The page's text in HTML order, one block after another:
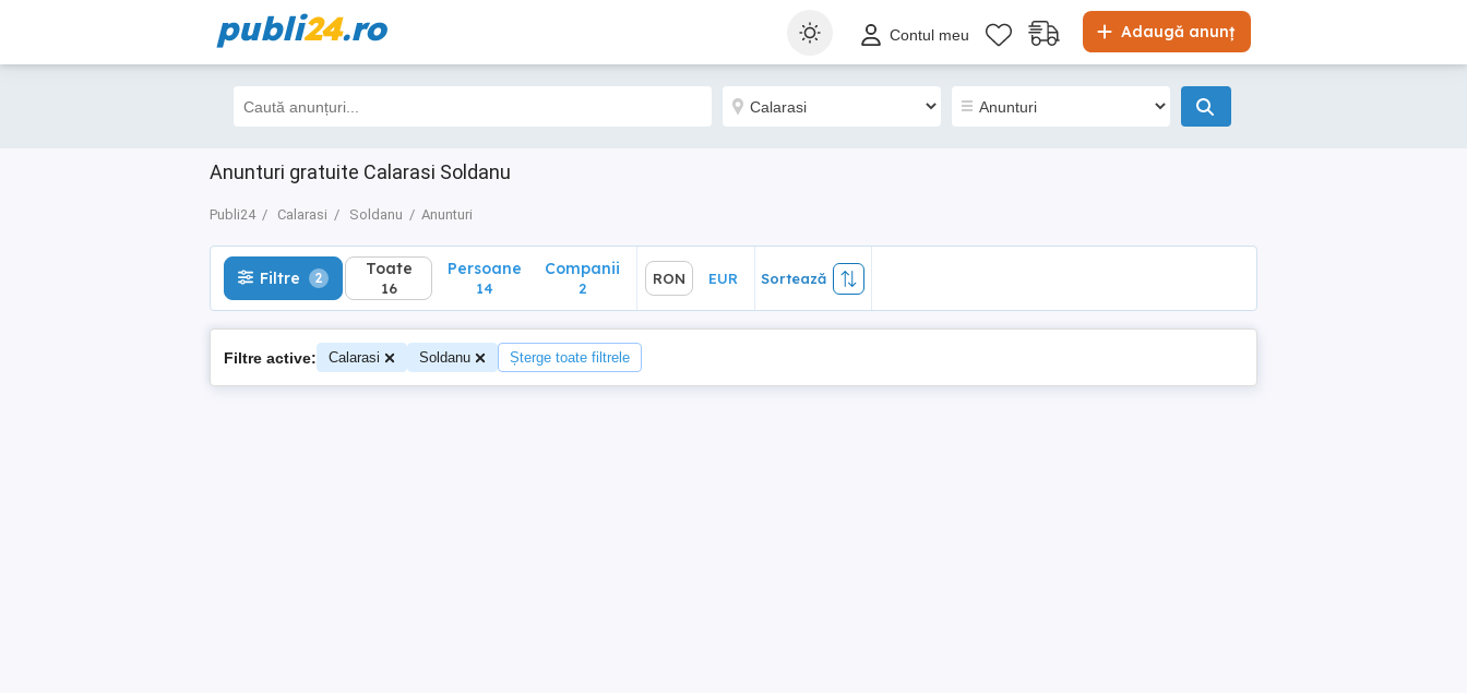
publi24.ro Adaugă anunț
Contul meu
Anunturi gratuite Calarasi Soldanu
Publi24 Calarasi Soldanu Anunturi
Filtre 2 Toate
16
Sortează
Filtre 2 Toate
16
Persoane
14
Companii
2
RON EUR Sortează
Filtre active: Calarasi Soldanu Șterge toate filtrele